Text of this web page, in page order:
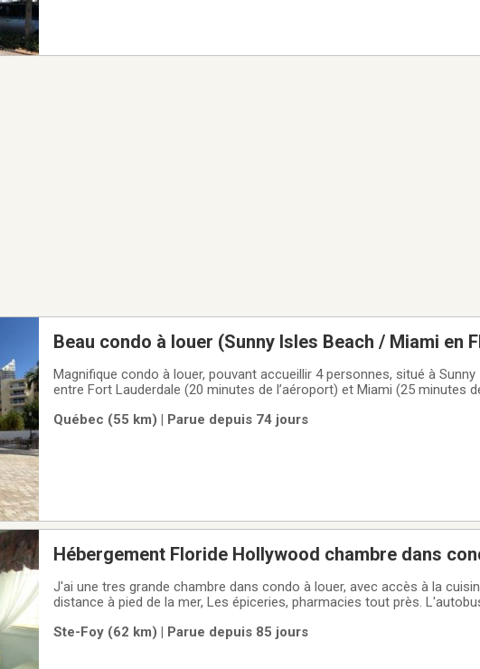
Beau condo à louer (Sunny Isles Beach / Miami en
Magnifique condo à louer, pouvant accueillir 4 personnes, situé à
entre Fort Lauderdale (20 minutes de l’aéroport) et Miami (25 minutes
francophones pendant toute
Québec (55 km) | Parue depuis 74 jours
Hébergement Floride Hollywood chambre dans
J'ai une tres grande chambre dans condo à louer, avec accès à la cuisine et chambre de bain à Hollywood ,
distance à pied de la mer, Les épiceries, pharmacies tout près.
Une fan ou air climatisé,
Ste-Foy (62 km) | Parue depuis 85 jours